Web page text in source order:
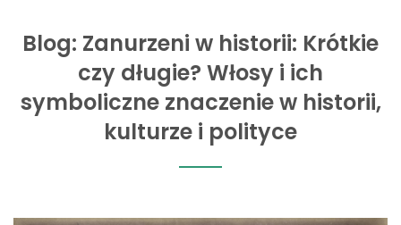
Blog: Zanurzeni w historii: Krótkie
czy długie? Włosy i ich
symboliczne znaczenie w historii,
kulturze i polityce